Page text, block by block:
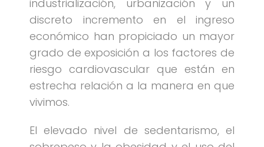
industrialización, urbanización y un
discreto incremento en el ingreso
económico han propiciado un mayor
grado de exposición a los factores de
riesgo cardiovascular que están en
estrecha relación a la manera en que
vivimos.
El elevado nivel de sedentarismo, el